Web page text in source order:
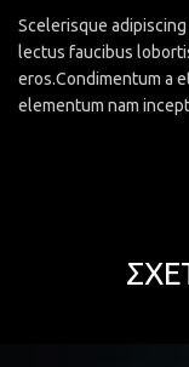
Scelerisque
lectus faucibus
eros.Condimentum a
elementum nam